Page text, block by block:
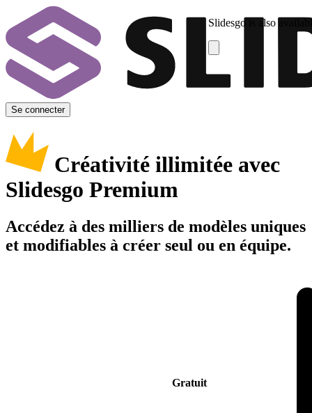
Slidesgo is also
Se connecter
Créativité illimitée avec
Slidesgo Premium
Accédez à des milliers de modèles uniques
et modifiables à créer seul ou en équipe.
Gratuit